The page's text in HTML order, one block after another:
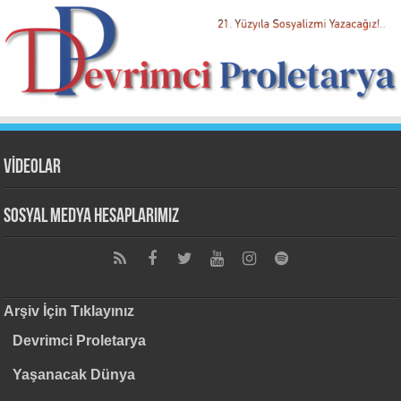
VİDEOLAR
Sosyal Medya Hesaplarımız
Arşiv İçin Tıklayınız
Devrimci Proletarya
Yaşanacak Dünya